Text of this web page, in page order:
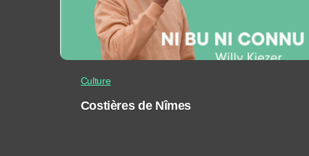
Culture
Costières de Nîmes